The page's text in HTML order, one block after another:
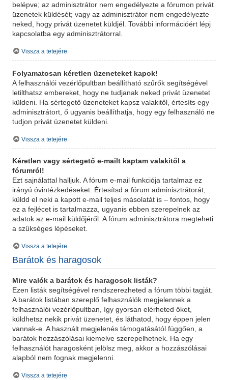
belépve; az adminisztrátor nem engedélyezte a fórumon privát
üzenetek küldését; vagy az adminisztrátor nem engedélyezte
neked, hogy privát üzenetet küldjél. További információért lépj
kapcsolatba egy adminisztrátorral.
Vissza a tetejére
Folyamatosan kéretlen üzeneteket kapok!
A felhasználói vezérlőpultban beállítható szűrők segítségével
letilthatsz embereket, hogy ne tudjanak neked privát üzenetet
küldeni. Ha sértegető üzeneteket kapsz valakitől, értesíts egy
adminisztrátort, ő ugyanis beállíthatja, hogy egy felhasználó ne
tudjon privát üzenetet küldeni.
Vissza a tetejére
Kéretlen vagy sértegető e-mailt kaptam valakitől a
fórumról!
Ezt sajnálattal halljuk. A fórum e-mail funkciója tartalmaz ez
irányú óvintézkedéseket. Értesítsd a fórum adminisztrátorát,
küldd el neki a kapott e-mail teljes másolatát is – fontos, hogy
ez a fejlécet is tartalmazza, ugyanis ebben szerepelnek az
adatok az e-mail küldőjéről. A fórum adminisztrátora megteheti
a szükséges lépéseket.
Vissza a tetejére
Barátok és haragosok
Mire valók a barátok és haragosok listák?
Ezen listák segítségével rendszerezheted a fórum többi tagját.
A barátok listában szereplő felhasználók megjelennek a
felhasználói vezérlőpultban, így gyorsan elérheted őket,
küldhetsz nekik privát üzenetet, és láthatod, hogy éppen jelen
vannak-e. A használt megjelenés támogatásától függően, a
barátok hozzászólásai kiemelve szerepelhetnek. Ha egy
felhasználót haragosként jelölsz meg, akkor a hozzászólásai
alapból nem fognak megjelenni.
Vissza a tetejére